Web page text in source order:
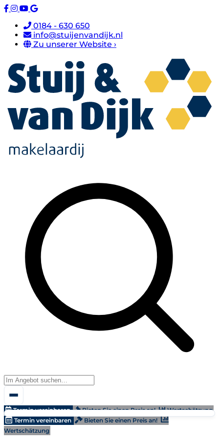
0184 - 630 650
info@stuijenvandijk.nl
Zu unserer Website ›
Termin vereinbaren Bieten Sie einen Preis an!
Wertschätzung
Termin vereinbaren
Bieten Sie einen Preis an!
Wertschätzung